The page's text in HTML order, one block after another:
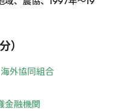
）
海外協同組合
金融機関